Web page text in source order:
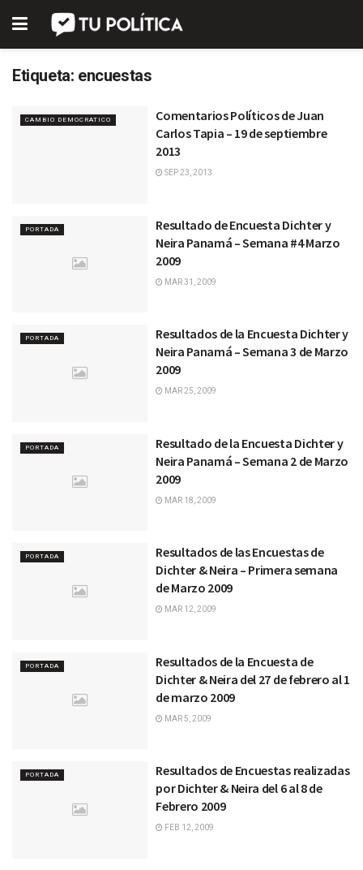
Etiqueta: encuestas
CAMBIO DEMOCRATICO
Comentarios Políticos de Juan
Carlos Tapia – 19 de septiembre
2013
SEP 23, 2013
PORTADA
Resultado de Encuesta Dichter y
Neira Panamá – Semana #4 Marzo
2009
MAR 31, 2009
PORTADA
Resultados de la Encuesta Dichter y
Neira Panamá – Semana 3 de Marzo
2009
MAR 25, 2009
PORTADA
Resultado de la Encuesta Dichter y
Neira Panamá – Semana 2 de Marzo
2009
MAR 18, 2009
PORTADA
Resultados de las Encuestas de
Dichter & Neira – Primera semana
de Marzo 2009
MAR 12, 2009
PORTADA
Resultados de la Encuesta de
Dichter & Neira del 27 de febrero al 1
de marzo 2009
MAR 5, 2009
PORTADA
Resultados de Encuestas realizadas
por Dichter & Neira del 6 al 8 de
Febrero 2009
FEB 12, 2009